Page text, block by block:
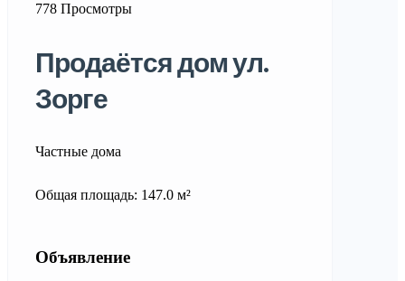
778 Просмотры
Продаётся дом ул.
Зорге
Частные дома
Общая площадь: 147.0 м²
Объявление